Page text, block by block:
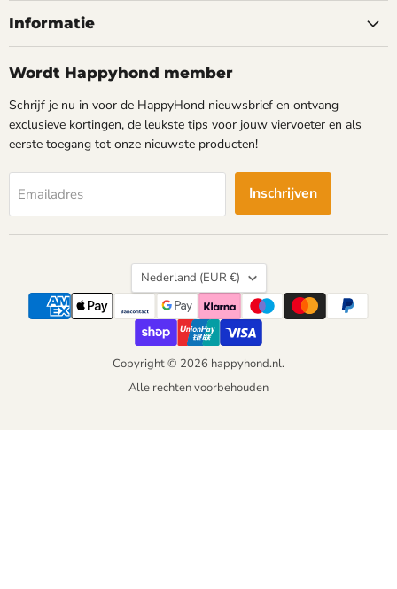
Informatie
Wordt Happyhond member
Schrijf je nu in voor de HappyHond nieuwsbrief en ontvang
exclusieve kortingen, de leukste tips voor jouw viervoeter en als
eerste toegang tot onze nieuwste producten!
Emailadres Inschrijven
Land
Nederland (EUR €)
Copyright © 2026 happyhond.nl.
Alle rechten voorbehouden